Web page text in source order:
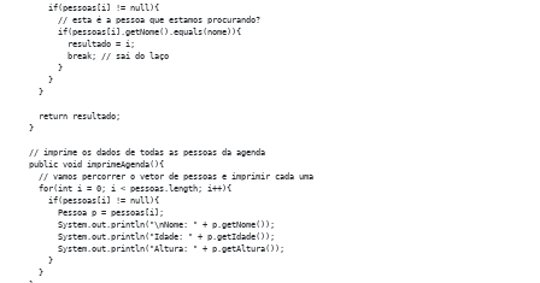
      if(pessoas[i] != null){
        // esta é a pessoa que estamos procurando?
        if(pessoas[i].getNome().equals(nome)){
          resultado = i;
          break; // sai do laço
        }
      }
    }
    return resultado;
  }
  // imprime os dados de todas as pessoas da agenda
  public void imprimeAgenda(){
    // vamos percorrer o vetor de pessoas e imprimir cada uma
    for(int i = 0; i < pessoas.length; i++){
      if(pessoas[i] != null){
        Pessoa p = pessoas[i];
        System.out.println("\nNome: " + p.getNome());
        System.out.println("Idade: " + p.getIdade());
        System.out.println("Altura: " + p.getAltura());
      }
    }